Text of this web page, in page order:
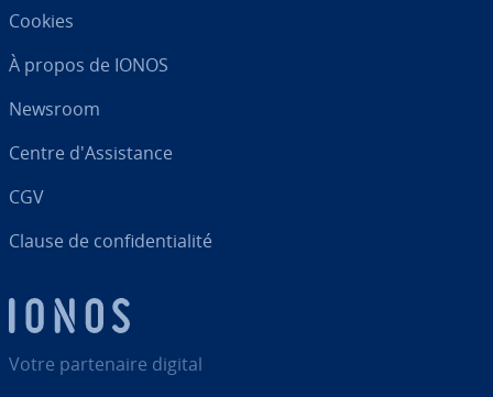
Votre par­te­naire digital
Cookies
À propos de IONOS
Newsroom
Centre d'As­sis­tance
CGV
Clause de con­fi­den­tia­lité